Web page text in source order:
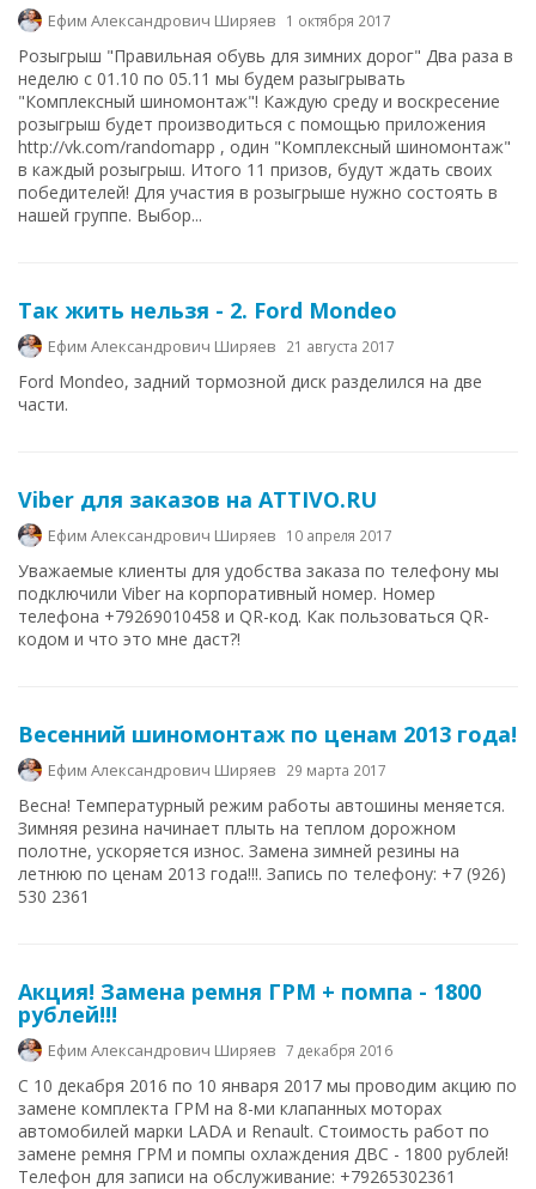
Ефим Александрович Ширяев 1 октября 2017
Розыгрыш "Правильная обувь для зимних дорог" Два раза в
неделю с 01.10 по 05.11 мы будем разыгрывать
"Комплексный шиномонтаж"! Каждую среду и воскресение
розыгрыш будет производиться с помощью приложения
http://vk.com/randomapp , один "Комплексный шиномонтаж"
в каждый розыгрыш. Итого 11 призов, будут ждать своих
победителей! Для участия в розыгрыше нужно состоять в
нашей группе. Выбор...
Так жить нельзя - 2. Ford Mondeo
Ефим Александрович Ширяев 21 августа 2017
Ford Mondeo, задний тормозной диск разделился на две
части.
Viber для заказов на ATTIVO.RU
Ефим Александрович Ширяев 10 апреля 2017
Уважаемые клиенты для удобства заказа по телефону мы
подключили Viber на корпоративный номер. Номер
телефона +79269010458 и QR-код. Как пользоваться QR-
кодом и что это мне даст?!
Весенний шиномонтаж по ценам 2013 года!
Ефим Александрович Ширяев 29 марта 2017
Весна! Температурный режим работы автошины меняется.
Зимняя резина начинает плыть на теплом дорожном
полотне, ускоряется износ. Замена зимней резины на
летнюю по ценам 2013 года!!!. Запись по телефону: +7 (926)
530 2361
Акция! Замена ремня ГРМ + помпа - 1800
рублей!!!
Ефим Александрович Ширяев 7 декабря 2016
С 10 декабря 2016 по 10 января 2017 мы проводим акцию по
замене комплекта ГРМ на 8-ми клапанных моторах
автомобилей марки LADA и Renault. Стоимость работ по
замене ремня ГРМ и помпы охлаждения ДВС - 1800 рублей!
Телефон для записи на обслуживание: +79265302361